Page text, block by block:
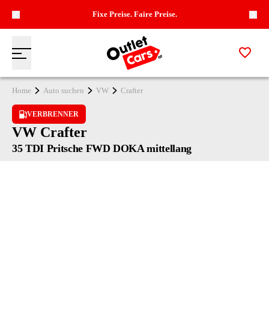
Fixe Preise. Faire Preise.
Menü
Zur Startseite
Zur
Home Auto suchen VW Crafter
VERBRENNER
VW Crafter
35 TDI Pritsche FWD DOKA mittellang